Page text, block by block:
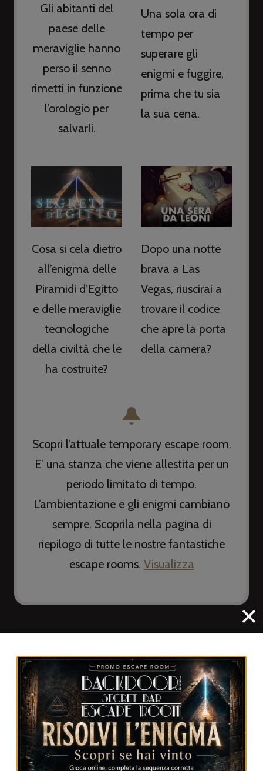
Gli abitanti del
paese delle
meraviglie hanno
perso il senno
rimetti in funzione
l’orologio per
salvarli.
Una sola ora di
tempo per
superare gli
enigmi e fuggire,
prima che tu sia
la sua cena.
Cosa si cela dietro
all’enigma delle
Piramidi d’Egitto
e delle meraviglie
tecnologiche
della civiltà che le
ha costruite?
Dopo una notte
brava a Las
Vegas, riuscirai a
trovare il codice
che apre la porta
della camera?
Scopri l’attuale temporary escape room.
E’ una stanza che viene allestita per un
periodo limitato di tempo.
L’ambientazione e gli enigmi cambiano
sempre. Scoprila nella pagina di
riepilogo di tutte le nostre fantastiche
escape rooms. Visualizza
2
OUTDOOR GAMES
Le Escape room all’apertorappresentano
una delle ultime evoluzioni del mondo